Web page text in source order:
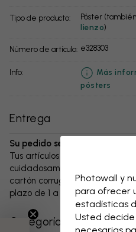
Tipo de producto: Póster
lienzo)
Número de artículo: e328303
info:
Más
pósters
Entrega
Su pedido se enviará en el
Tus artículos y cualquier
cuidadosamente y se
cartón corrugado resistente.
plazo de 1 a 3 días, siempre
Categorías
Photowall y
para ofrecer
estadísticas
Usted